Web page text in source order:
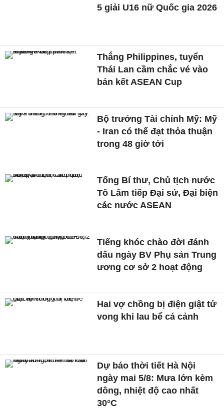
5 giải U16 nữ Quốc gia 2026
Thắng Philippines, tuyển
Thái Lan cầm chắc vé vào
bán kết ASEAN Cup
Bộ trưởng Tài chính Mỹ: Mỹ
- Iran có thể đạt thỏa thuận
trong 48 giờ tới
Tổng Bí thư, Chủ tịch nước
Tô Lâm tiếp Đại sứ, Đại biện
các nước ASEAN
Tiếng khóc chào đời đánh
dấu ngày BV Phụ sản Trung
ương cơ sở 2 hoạt động
Hai vợ chồng bị điện giật tử
vong khi lau bể cá cảnh
Dự báo thời tiết Hà Nội
ngày mai 5/8: Mưa lớn kèm
dông, nhiệt độ cao nhất
30°C